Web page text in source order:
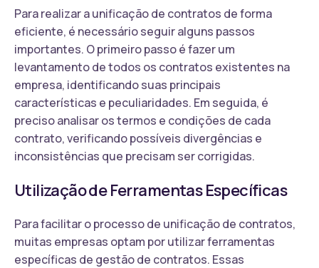
Para realizar a unificação de contratos de forma
eficiente, é necessário seguir alguns passos
importantes. O primeiro passo é fazer um
levantamento de todos os contratos existentes na
empresa, identificando suas principais
características e peculiaridades. Em seguida, é
preciso analisar os termos e condições de cada
contrato, verificando possíveis divergências e
inconsistências que precisam ser corrigidas.
Utilização de Ferramentas Específicas
Para facilitar o processo de unificação de contratos,
muitas empresas optam por utilizar ferramentas
específicas de gestão de contratos. Essas